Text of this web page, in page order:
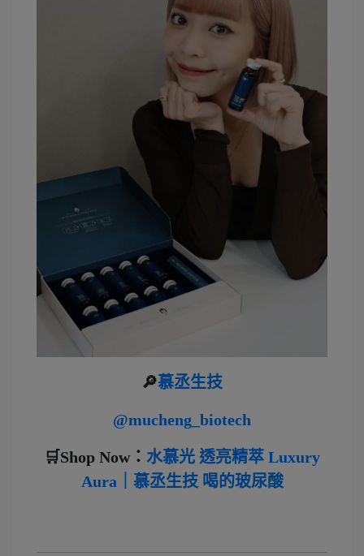
🔎慕丞生技
@mucheng_biotech
🛒Shop Now： 水慕光 透亮精萃 Luxury
Aura｜慕丞生技 喝的玻尿酸